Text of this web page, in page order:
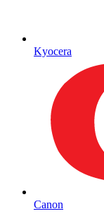
Kyocera
Canon